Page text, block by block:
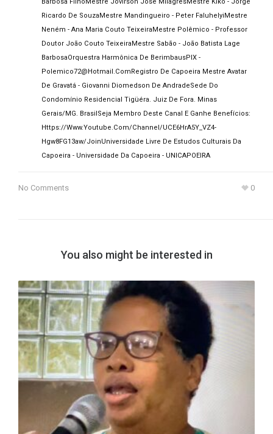
Barbosa Filho Mestre Jóvirson José MilagresMestre Kiko - Jorge
Ricardo De Souza Mestre Mandingueiro - Peter Faluhelyi Mestre
Neném - Ana Maria Couto Teixeira Mestre Polêmico - Professor
Doutor João Couto Teixeira Mestre Sabão - João Batista Lage
BarbosaOrquestra Harmônica De BerimbausPIX -
Polemico72@hotmail.com Registro De Capoeira Mestre Avatar
De Gravatá - Giovanni Diomedson De AndradeSede Do
Condomínio Residencial Tigüéra. Juiz De Fora. Minas
Gerais/MG. Brasil Seja Membro Deste Canal E Ganhe Benefícios:
Https://www.youtube.com/channel/UCE6HrA5Y_VZ4-
Hgw8FG13aw/joinUniversidade Livre De Estudos Culturais Da
Capoeira - Universidade Da Capoeira - UNICAPOEIRA
No Comments 0
You also might be interested in